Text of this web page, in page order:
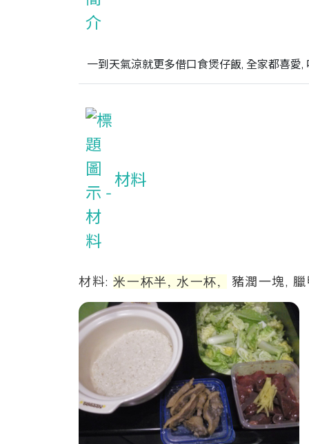
一到天氣涼就更多借口食煲仔飯, 全家都喜愛,
材料
材料:米一杯半, 水一杯, 豬潤一塊,